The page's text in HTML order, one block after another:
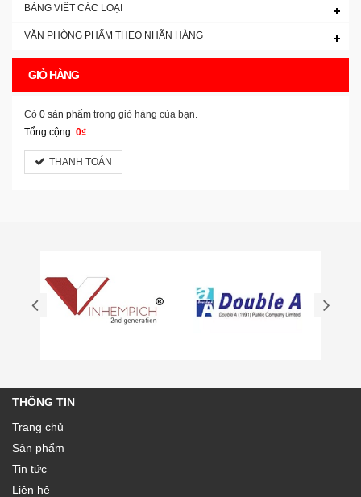
BẢNG VIẾT CÁC LOẠI
VĂN PHÒNG PHẨM THEO NHÃN HÀNG
GIỎ HÀNG
Có 0 sản phẩm trong giỏ hàng của bạn.
Tổng cộng: 0₫
THANH TOÁN
THÔNG TIN
Trang chủ
Sản phẩm
Tin tức
Liên hệ